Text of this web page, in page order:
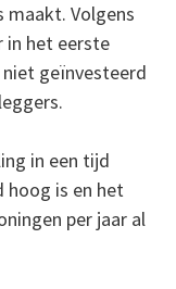
maakt. Volgens
in het eerste
geïnvesteerd
in een tijd
hoog is en het
per jaar al